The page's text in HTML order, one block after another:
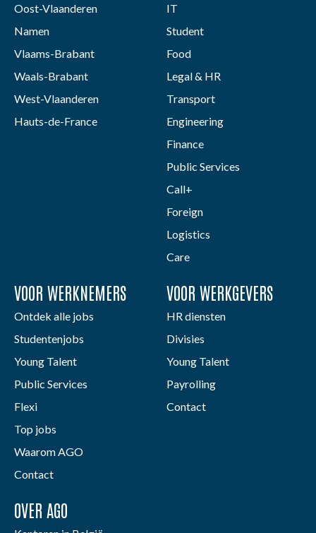
Oost-Vlaanderen
Namen
Vlaams-Brabant
Waals-Brabant
West-Vlaanderen
Hauts-de-France
IT
Student
Food
Legal & HR
Transport
Engineering
Finance
Public Services
Call+
Foreign
Logistics
Care
VOOR WERKNEMERS
Ontdek alle jobs
Studentenjobs
Young Talent
Public Services
Flexi
Top jobs
Waarom AGO
Contact
VOOR WERKGEVERS
HR diensten
Divisies
Young Talent
Payrolling
Contact
OVER AGO